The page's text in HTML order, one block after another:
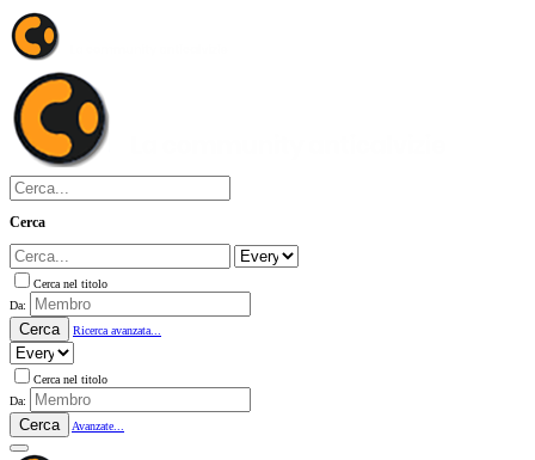
Cerca
Cerca nel titolo
Da:
Cerca Ricerca avanzata...
Cerca nel titolo
Da:
Cerca Avanzate...